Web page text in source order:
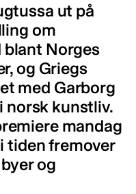
ut på
om
blant Norges
og Griegs
med Garborg
norsk kunstliv.
mandag
tiden fremover
og